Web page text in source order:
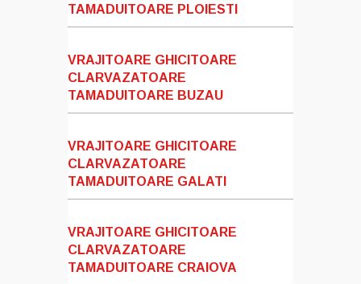
TAMADUITOARE PLOIESTI
VRAJITOARE GHICITOARE
CLARVAZATOARE
TAMADUITOARE BUZAU
VRAJITOARE GHICITOARE
CLARVAZATOARE
TAMADUITOARE GALATI
VRAJITOARE GHICITOARE
CLARVAZATOARE
TAMADUITOARE CRAIOVA